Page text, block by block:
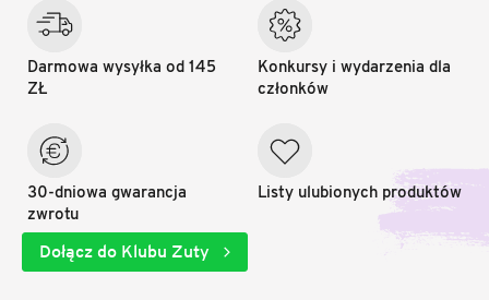
Darmowa wysyłka od 145
ZŁ
30-dniowa gwarancja
zwrotu
Konkursy i wydarzenia dla
członków
Listy ulubionych produktów
Dołącz do Klubu Zuty